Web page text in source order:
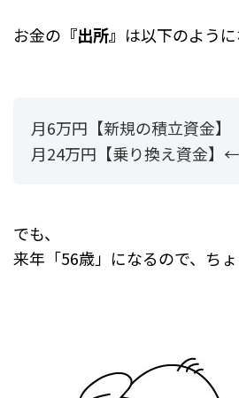
お金の 『出所』 は以下のように
月6万円【新規の積立資金】
月24万円【乗り換え資金】←
でも、
来年「56歳」になるので、ちょ